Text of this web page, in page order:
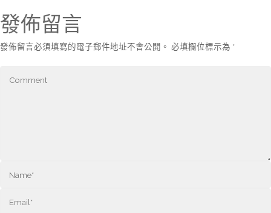
發佈留言
發佈留言必須填寫的電子郵件地址不會公開。 必填欄位標示為 *